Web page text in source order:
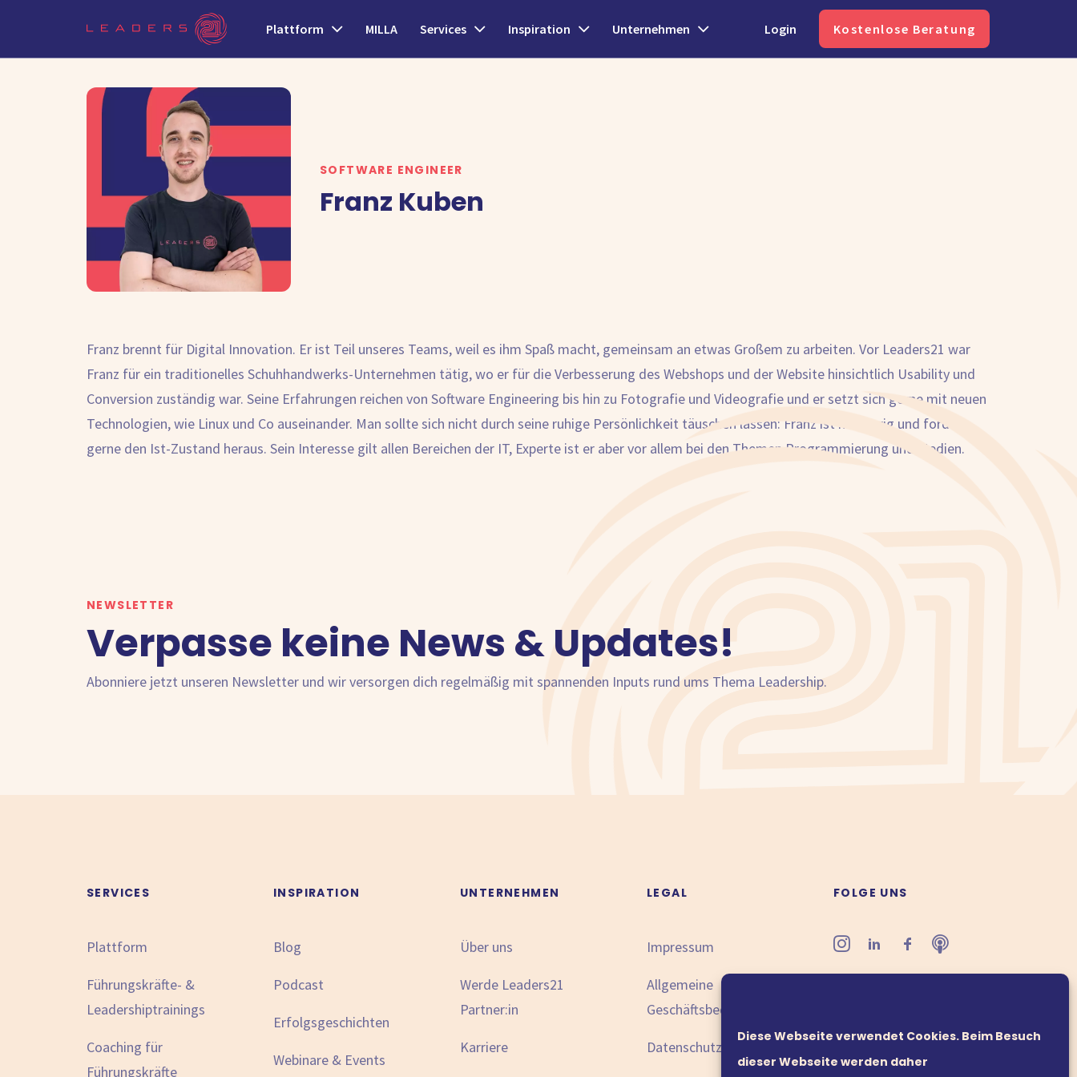
Diese Webseite verwendet Cookies. Beim Besuch
dieser Webseite werden daher
Plattform MILLA Services Inspiration Unternehmen Login Kostenlose Beratung
SOFTWARE ENGINEER
Franz Kuben
Franz brennt für Digital Innovation. Er ist Teil unseres Teams, weil es ihm Spaß macht, gemeinsam an etwas Großem zu arbeiten. Vor Leaders21 war
Franz für ein traditionelles Schuhhandwerks-Unternehmen tätig, wo er für die Verbesserung des Webshops und der Website hinsichtlich Usability und
Conversion zuständig war. Seine Erfahrungen reichen von Software Engineering bis hin zu Fotografie und Videografie und er setzt sich gerne mit neuen
Technologien, wie Linux und Co auseinander. Man sollte sich nicht durch seine ruhige Persönlichkeit täuschen lassen: Franz ist neugierig und fordert
gerne den Ist-Zustand heraus. Sein Interesse gilt allen Bereichen der IT, Experte ist er aber vor allem bei den Themen Programmierung und Medien.
NEWSLETTER
Verpasse keine News & Updates!
Abonniere jetzt unseren Newsletter und wir versorgen dich regelmäßig mit spannenden Inputs rund ums Thema Leadership.
SERVICES
Plattform
Führungskräfte- &
Leadershiptrainings
Coaching für
Führungskräfte
INSPIRATION
Blog
Podcast
Erfolgsgeschichten
Webinare & Events
UNTERNEHMEN
Über uns
Werde Leaders21
Partner:in
Karriere
LEGAL
Impressum
Allgemeine
Geschäftsbedingungen
Datenschutzinformation
FOLGE UNS